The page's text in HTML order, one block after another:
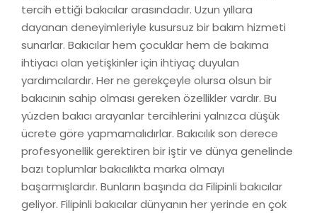
tercih ettiği bakıcılar arasındadır. Uzun yıllara
dayanan deneyimleriyle kusursuz bir bakım hizmeti
sunarlar. Bakıcılar hem çocuklar hem de bakıma
ihtiyacı olan yetişkinler için ihtiyaç duyulan
yardımcılardır. Her ne gerekçeyle olursa olsun bir
bakıcının sahip olması gereken özellikler vardır. Bu
yüzden bakıcı arayanlar tercihlerini yalnızca düşük
ücrete göre yapmamalıdırlar. Bakıcılık son derece
profesyonellik gerektiren bir iştir ve dünya genelinde
bazı toplumlar bakıcılıkta marka olmayı
başarmışlardır. Bunların başında da Filipinli bakıcılar
geliyor. Filipinli bakıcılar dünyanın her yerinde en çok